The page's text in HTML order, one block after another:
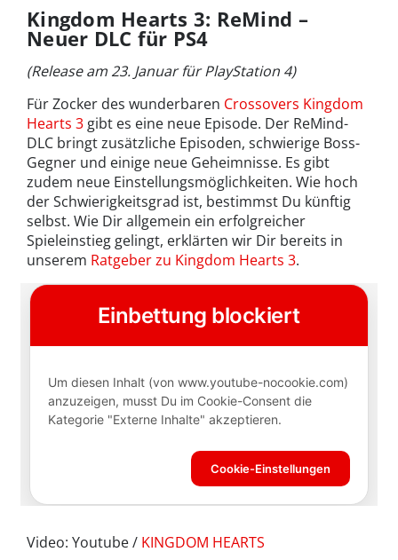
Kingdom Hearts 3: ReMind –
Neuer DLC für PS4
(Release am 23. Januar für PlayStation 4)
Für Zocker des wunderbaren Crossovers Kingdom
Hearts 3 gibt es eine neue Episode. Der ReMind-
DLC bringt zusätzliche Episoden, schwierige Boss-
Gegner und einige neue Geheimnisse. Es gibt
zudem neue Einstellungsmöglichkeiten. Wie hoch
der Schwierigkeitsgrad ist, bestimmst Du künftig
selbst. Wie Dir allgemein ein erfolgreicher
Spieleinstieg gelingt, erklärten wir Dir bereits in
unserem Ratgeber zu Kingdom Hearts 3.
Video: Youtube / KINGDOM HEARTS